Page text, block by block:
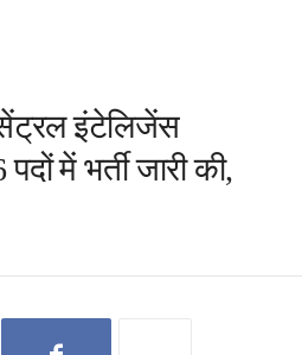
इंटेलिजेंस
में भर्ती जारी की,